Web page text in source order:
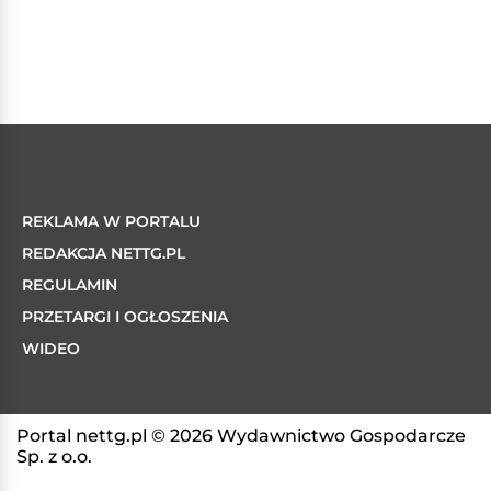
REKLAMA W PORTALU
REDAKCJA NETTG.PL
REGULAMIN
PRZETARGI I OGŁOSZENIA
WIDEO
Portal nettg.pl © 2026 Wydawnictwo Gospodarcze
Sp. z o.o.